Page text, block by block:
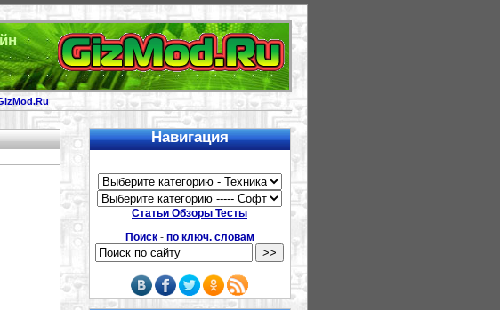
Навигация
Статьи Обзоры Тесты
Поиск- по ключ. словам